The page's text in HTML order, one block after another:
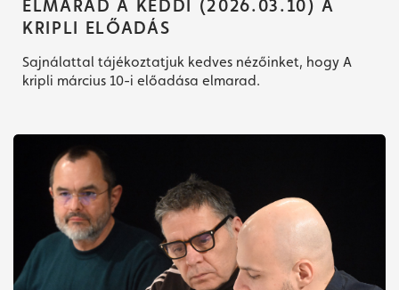
ELMARAD A KEDDI (2026.03.10) A
KRIPLI ELŐADÁS
Sajnálattal tájékoztatjuk kedves nézőinket, hogy A
kripli március 10-i előadása elmarad.